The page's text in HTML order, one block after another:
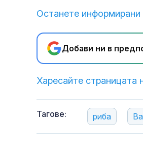
Останете информирани
Добави ни в
Харесайте страницата
Тагове: риба